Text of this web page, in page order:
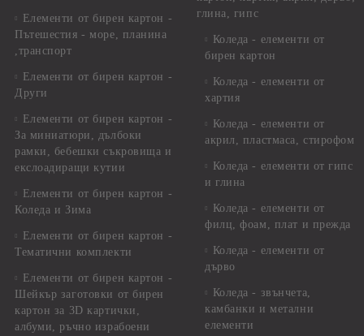
Елементи от бирен картон -
Пътешестия - море, планина
,транспорт
Елементи от бирен картон -
Други
Елементи от бирен картон -
За миниатюри, дълбоки
рамки, бебешки съкровища и
екслоадиращи кутии
Елементи от бирен картон -
Коледа и Зима
Елементи от бирен картон -
Тематични комплекти
Елементи от бирен картон -
Шейкър заготовки от бирен
картон за 3D картички,
албуми, ръчно израбоени
глина, гипс
Коледа - елементи от
бирен картон
Коледа - елементи от
хартия
Коледа - елементи от
акрил, пластмаса, стирофом
Коледа - елементи от гипс
и глина
Коледа - елементи от
филц, фоам, плат и прежда
Коледа - елементи от
дърво
Коледа - звънчета,
камбанки и метални
елементи